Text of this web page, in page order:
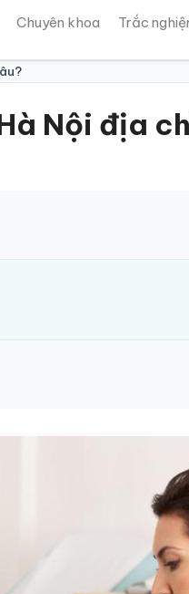
Chuyên khoa Trắc
Nội địa